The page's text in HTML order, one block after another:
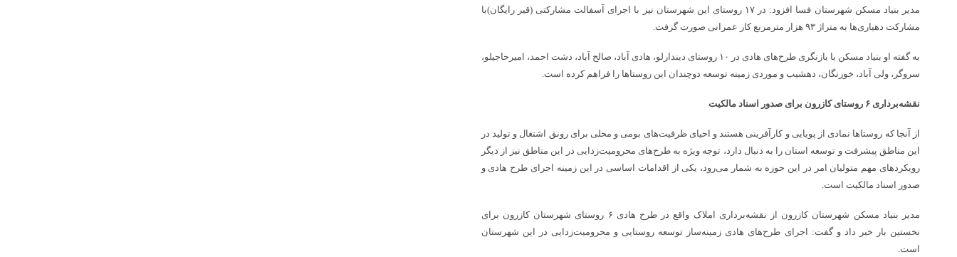
مدیر بنیاد مسکن شهرستان فسا افزود: در ۱۷ روستای این شهرستان نیز با اجرای آسفالت مشارکتی (قیر رایگان)با
مشارکت دهیاری‌ها به متراژ ۹۳ هزار مترمربع کار عمرانی صورت گرفت.
به گفته او بنیاد مسکن با بازنگری طرح‌های هادی در ۱۰ روستای دیندارلو، هادی آباد، صالح آباد، دشت احمد، امیرحاجیلو،
سروگر، ولی آباد، خورنگان، دهشیب و موردی زمینه توسعه دوچندان این روستاها را فراهم کرده است.
نقشه‌برداری ۶ روستای کازرون برای صدور اسناد مالکیت
از آنجا که روستاها نمادی از پویایی و کارآفرینی هستند و احیای ظرفیت‌های بومی و محلی برای رونق اشتغال و تولید در
این مناطق پیشرفت و توسعه استان را به دنبال دارد، توجه ویژه به طرح‌های محرومیت‌زدایی در این مناطق نیز از دیگر
رویکردهای مهم متولیان امر در این حوزه به شمار می‌رود، یکی از اقدامات اساسی در این زمینه اجرای طرح هادی و
صدور اسناد مالکیت است.
مدیر بنیاد مسکن شهرستان کازرون از نقشه‌برداری املاک واقع در طرح هادی ۶ روستای شهرستان کازرون برای
نخستین بار خبر داد و گفت: اجرای طرح‌های هادی زمینه‌ساز توسعه روستایی و محرومیت‌زدایی در این شهرستان
است.